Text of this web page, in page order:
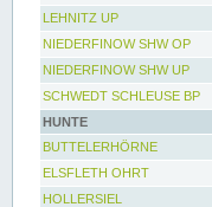
LEHNITZ UP
NIEDERFINOW SHW OP
NIEDERFINOW SHW UP
SCHWEDT SCHLEUSE BP
HUNTE
BUTTELERHÖRNE
ELSFLETH OHRT
HOLLERSIEL